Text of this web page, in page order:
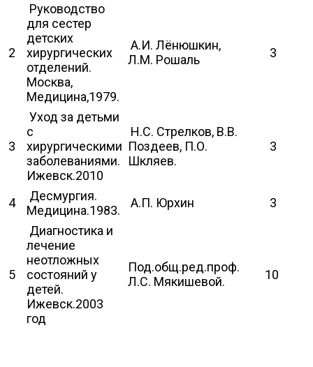
2
Руководство
для сестер
детских
хирургических
отделений.
Москва,
Медицина,1979.
А.И. Лёнюшкин,
Л.М. Рошаль
3
3
Уход за детьми
с
хирургическими
заболеваниями.
Ижевск.2010
Н.С. Стрелков, В.В.
Поздеев, П.О.
Шкляев.
3
4
Десмургия.
Медицина.1983.
А.П. Юрхин 3
5
Диагностика и
лечение
неотложных
состояний у
детей.
Ижевск.2003
год
Под.общ.ред.проф.
Л.С. Мякишевой.
10